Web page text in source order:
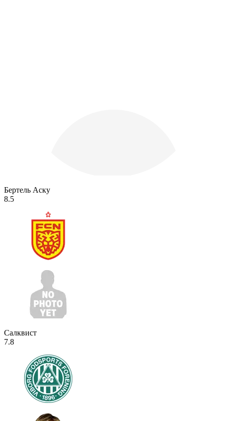
Бертель Аску
8.5
Салквист
7.8